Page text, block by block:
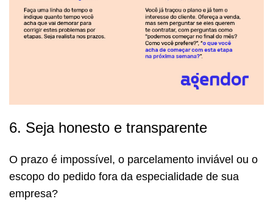
6. Seja honesto e transparente
O prazo é impossível, o parcelamento inviável ou o
escopo do pedido fora da especialidade de sua
empresa?